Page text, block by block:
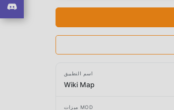
اسم التطبيق
Wiki Map
ميزات MOD